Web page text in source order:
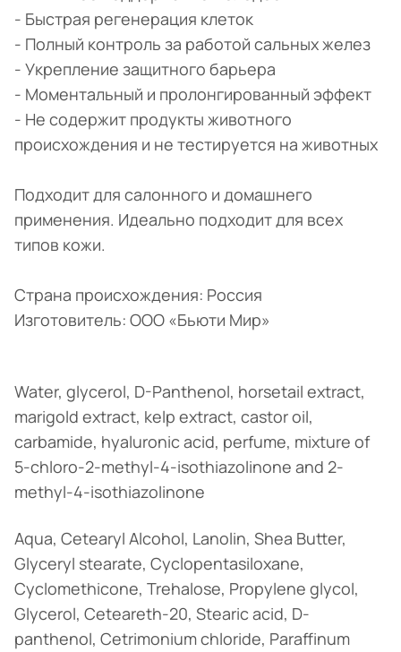
- Быстрая регенерация клеток
- Полный контроль за работой сальных желез
- Укрепление защитного барьера
- Моментальный и пролонгированный эффект
- Не содержит продукты животного
происхождения и не тестируется на животных
Подходит для салонного и домашнего
применения. Идеально подходит для всех
типов кожи.
Страна происхождения: Россия
Изготовитель: ООО «Бьюти Мир»
Water, glycerol, D-Panthenol, horsetail extract,
marigold extract, kelp extract, castor oil,
carbamide, hyaluronic acid, perfume, mixture of
5-chloro-2-methyl-4-isothiazolinone and 2-
methyl-4-isothiazolinone
Aqua, Cetearyl Alcohol, Lanolin, Shea Butter,
Glyceryl stearate, Cyclopentasiloxane,
Cyclomethicone, Trehalose, Propylene glycol,
Glycerol, Ceteareth-20, Stearic acid, D-
panthenol, Cetrimonium chloride, Paraffinum